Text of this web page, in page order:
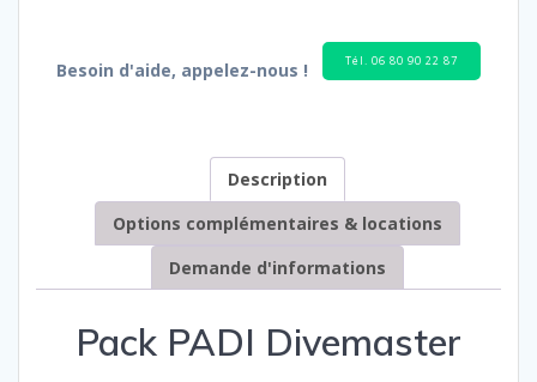
Besoin d'aide, appelez-nous ! Tél. 06 80 90 22 87
Description
Options complémentaires & locations
Demande d'informations
Pack PADI Divemaster